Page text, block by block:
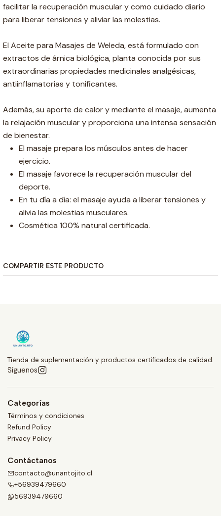
facilitar la recuperación muscular y como cuidado diario
para liberar tensiones y aliviar las molestias.
El Aceite para Masajes de Weleda, está formulado con
extractos de árnica biológica, planta conocida por sus
extraordinarias propiedades medicinales analgésicas,
antiinflamatorias y tonificantes.
Además, su aporte de calor y mediante el masaje, aumenta
la relajación muscular y proporciona una intensa sensación
de bienestar.
El masaje prepara los músculos antes de hacer
ejercicio.
El masaje favorece la recuperación muscular del
deporte.
En tu día a día: el masaje ayuda a liberar tensiones y
alivia las molestias musculares.
Cosmética 100% natural certificada.
COMPARTIR ESTE PRODUCTO
Tienda de suplementación y productos certificados de calidad.
Síguenos
Categorías
Términos y condiciones
Refund Policy
Privacy Policy
Contáctanos
contacto@unantojito.cl
+56939479660
56939479660